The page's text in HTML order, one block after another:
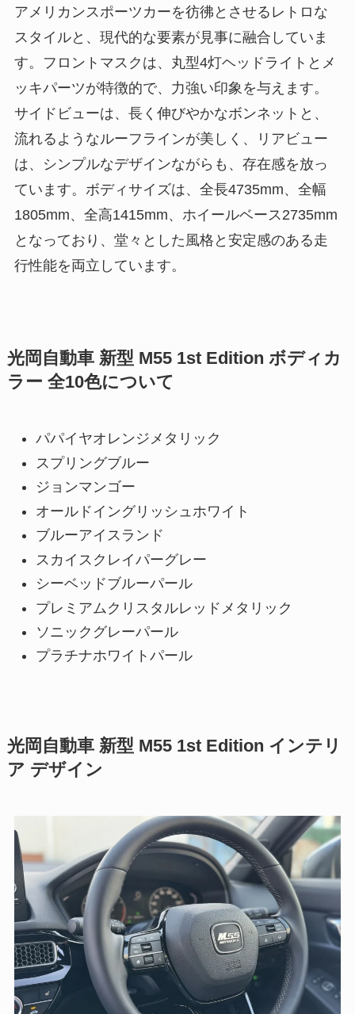
アメリカンスポーツカーを彷彿とさせるレトロな
スタイルと、現代的な要素が見事に融合していま
す。フロントマスクは、丸型4灯ヘッドライトとメ
ッキパーツが特徴的で、力強い印象を与えます。
サイドビューは、長く伸びやかなボンネットと、
流れるようなルーフラインが美しく、リアビュー
は、シンプルなデザインながらも、存在感を放っ
ています。ボディサイズは、全長4735mm、全幅
1805mm、全高1415mm、ホイールベース2735mm
となっており、堂々とした風格と安定感のある走
行性能を両立しています。
光岡自動車 新型 M55 1st Edition ボディカ
ラー 全10色について
パパイヤオレンジメタリック
スプリングブルー
ジョンマンゴー
オールドイングリッシュホワイト
ブルーアイスランド
スカイスクレイパーグレー
シーベッドブルーパール
プレミアムクリスタルレッドメタリック
ソニックグレーパール
プラチナホワイトパール
光岡自動車 新型 M55 1st Edition インテリ
ア デザイン